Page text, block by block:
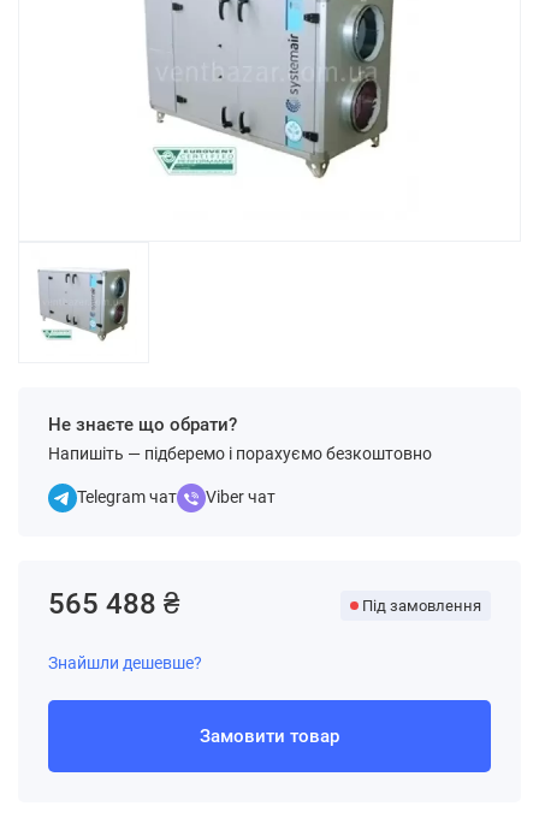
Не знаєте що обрати?
Напишіть — підберемо і порахуємо безкоштовно
Telegram чат Viber чат
565 488 ₴ Під замовлення
Знайшли дешевше?
Замовити товар